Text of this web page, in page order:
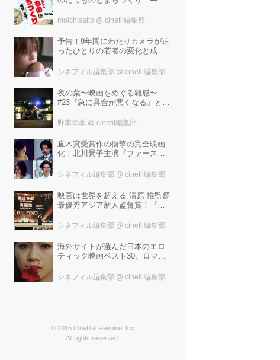
moichisaito @ cinefil編集部
予告！9年間にわたりカメラが追
ったひとりの若者の変化と成長
戻るとき 空と木の実の9年間』
シネフィル編集部 @ cinefil編集部
夜の葉〜映画をめぐる雑感〜
#23『急に具合が悪くなる』と宮
が悪くなる』
野本幸孝 @ cinefil編集部
直木賞受賞作の衝撃の完全映画
化！北川景子主演『ファースト
化学反応」と絶賛した追加キャ
塚洋介！
シネフィル編集部 @ cinefil編集部
映画は世界を超える-清原 惟監督
最優秀アジア新人監督賞！『わ
中国最大の映画祭「上海国際映
シネフィル編集部 @ cinefil編集部
海外サイトが選んだ日本のエロ
ティック映画ベスト30。ロマン
ントから選ばれた、大島渚、塚
シネフィル編集部 @ cinefil編集部
© 2015 Cinefil & Revolver.Inc
All rights reserved.